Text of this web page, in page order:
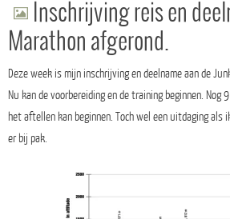
Inschrijving reis en
Marathon afgerond.
Deze week is mijn inschrijving en deelname aan de
Nu kan de voorbereiding en de training beginnen. Nog
het aftellen kan beginnen. Toch wel een uitdaging als
er bij pak.